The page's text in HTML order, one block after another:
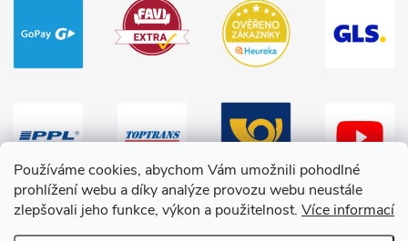
Používáme cookies, abychom Vám umožnili pohodlné
prohlížení webu a díky analýze provozu webu neustále
zlepšovali jeho funkce, výkon a použitelnost. Více informací